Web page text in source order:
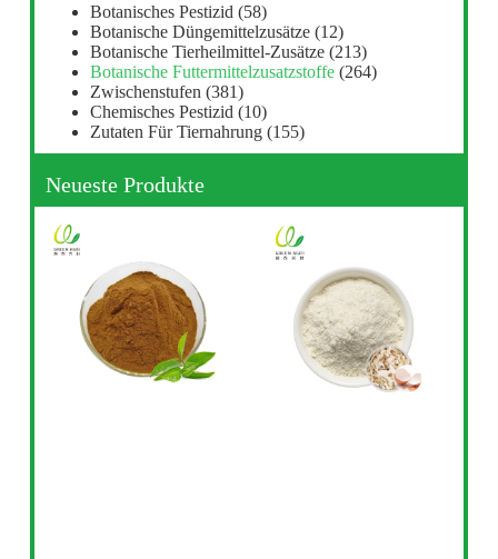
Botanisches Pestizid (58)
Botanische Düngemittelzusätze (12)
Botanische Tierheilmittel-Zusätze (213)
Botanische Futtermittelzusatzstoffe (264)
Zwischenstufen (381)
Chemisches Pestizid (10)
Zutaten Für Tiernahrung (155)
Neueste Produkte